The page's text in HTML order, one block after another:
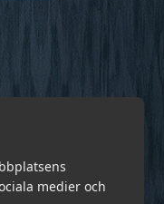
medier och